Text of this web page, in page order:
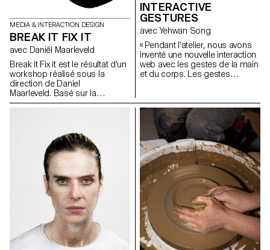
MEDIA & INTERACTION DESIGN
BREAK IT FIX IT
avec Daniël Maarleveld
Break it Fix it est le résultat d'un
workshop réalisé sous la
direction de Daniel
Maarleveld. Basé sur la
musique Technologic - Daft
musique afin de la valoriser
graphiquement. Le résultat est
à la fois: une série d'affiches, un
clip vidéo compilant les
différents systèmes
typographiques, ainsi qu'une
série de posters interactifs
basés sur les mêmes règles.
INTERACTIVE
GESTURES
avec Yehwan Song
« Pendant l’atelier, nous avons
inventé une nouvelle interaction
web avec les gestes de la main
et du corps. Les gestes
été combinés avec l’écran
tactile du mobile, le capteur
gyroscopique, la caméra web
et les microphones, et ont créé
une nouvelle narration dans les
sites web à l’écran. Comme
nous utilisons des gestes
spécifiques pour exprimer
certains sentiments, nous
devons créer une interaction
web plus sophistiquée et
diversifiée. Cet atelier a été la
première étape de l’invention et
de l’exploration d’une
interaction diversifiée avec
l’utilisateur et d’une narration